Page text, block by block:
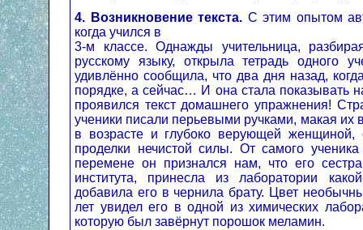
4. Возникновение текста. С этим опытом
когда учился в
3-м классе. Однажды учительница,
русскому языку, открыла тетрадь одного
удивлённо сообщила, что два дня назад,
порядке, а сейчас… И она стала показывать
проявился текст домашнего упражнения!
ученики писали перьевыми ручками, макая их
в возрасте и глубоко верующей женщиной,
проделки нечистой силы. От самого
перемене он признался нам, что его сестра,
института, принесла из лаборатории
добавила его в чернила брату. Цвет
лет увидел его в одной из химических
которую был завёрнут порошок меламин.